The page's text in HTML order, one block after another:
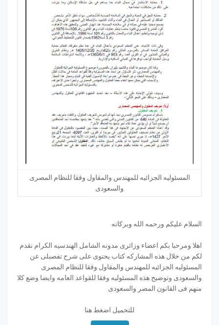
المسئوليه الجزائيه للمهندس والمقاول وفقا للنظام المصرى
والسعودى
السلام عليكم ورحمه الله وبركاته
اهلا ومرحبا بكم اعضاء وزائرى مدونه الشامل الهندسيه الكرام نقدم
لكم من خلال هذه المشاركه كتاب يحتوى على شرح تفصبلى عن
المسئوليه الجزائيه للمهندس والمقاول وفقا للنظام المصرى
والسعودى وتوضيح هذه المسئوليه وفقا للقواعد العامه وايضا وضع كلا
منهم فى القانون المصر والسعودى
للتحميل اضغط هنا